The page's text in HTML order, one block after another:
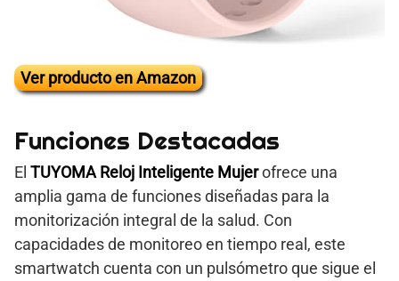
Ver producto en Amazon
Funciones Destacadas
El TUYOMA Reloj Inteligente Mujerofrece una
amplia gama de funciones diseñadas para la
monitorización integral de la salud. Con
capacidades de monitoreo en tiempo real, este
smartwatch cuenta con un pulsómetro que sigue el